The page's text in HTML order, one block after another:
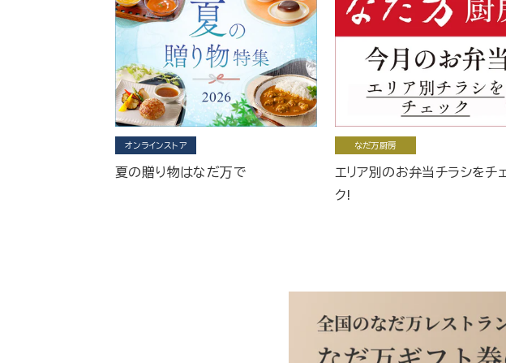
オンラインストア
夏の贈り物はなだ万で
なだ万厨房
エリア別のお弁当チラシをチ
ク!